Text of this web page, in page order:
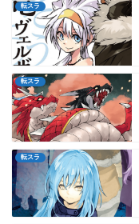
転スラ
転スラ
転スラ